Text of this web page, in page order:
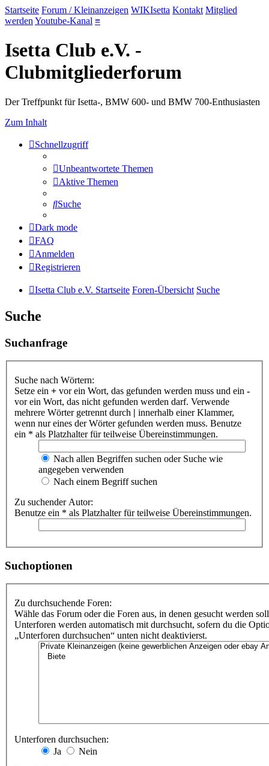
Startseite Forum / Kleinanzeigen WIKIsetta Kontakt Mitglied
werden Youtube-Kanal ≡
Isetta Club e.V. -
Clubmitgliederforum
Der Treffpunkt für Isetta-, BMW 600- und BMW 700-Enthusiasten
Zum Inhalt
Schnellzugriff
Unbeantwortete Themen
Aktive Themen
Suche
Dark mode
FAQ
Anmelden
Registrieren
Isetta Club e.V. Startseite Foren-Übersicht Suche
Suche
Suchanfrage
Suche nach Wörtern:
Setze ein + vor ein Wort, das gefunden werden muss und ein -
vor ein Wort, das nicht gefunden werden darf. Verwende
mehrere Wörter getrennt durch | innerhalb einer Klammer,
wenn nur eines der Wörter gefunden werden muss. Benutze
ein * als Platzhalter für teilweise Übereinstimmungen.
Nach allen Begriffen suchen oder Suche wie
angegeben verwenden
Nach einem Begriff suchen
Zu suchender Autor:
Benutze ein * als Platzhalter für teilweise Übereinstimmungen.
Suchoptionen
Zu durchsuchende Foren:
Wähle das Forum oder die Foren aus, in denen gesucht werden
Unterforen werden automatisch mit durchsucht, sofern du die
„Unterforen durchsuchen“ unten nicht deaktivierst.
Unterforen durchsuchen:
Ja
Nein